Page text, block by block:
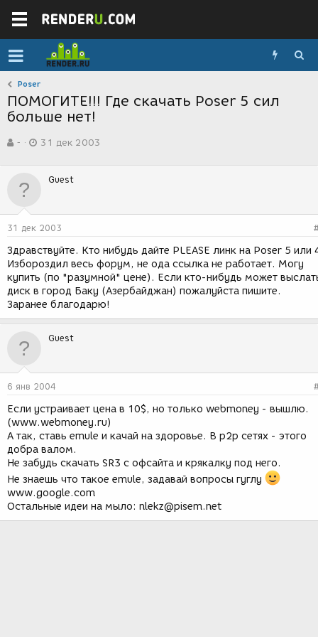
Poser
ПОМОГИТЕ!!! Где скачать Poser 5 сил
больше нет!
в
р
м
-
а
д
н
и
я
31 дек 2003
Guest
31 дек 2003
Здравствуйте. Кто нибудь дайте PLEASE линк на Poser 5 или
Избороздил весь форум, не ода ссылка не работает. Могу
купить (по "разумной" цене). Если кто-нибудь может
диск в город Баку (Азербайджан) пожалуйста пишите.
Заранее благодарю!
Guest
6 янв 2004
Если устраивает цена в 10$, но только webmoney - вышлю.
(www.webmoney.ru)
А так, ставь emule и качай на здоровье. В p2p сетях - этого
добра валом.
Не забудь скачать SR3 с офсайта и крякалку под него.
Не знаешь что такое emule, задавай вопросы гуглу
www.google.com
Остальные идеи на мыло: nlekz@pisem.net